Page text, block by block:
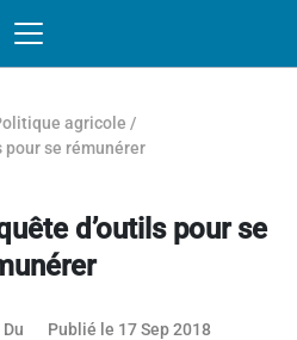
agricole /
pour se rémunérer
d’outils pour se
Publié le 17 Sep 2018